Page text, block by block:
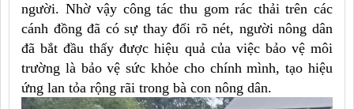
người. Nhờ vậy công tác thu gom rác thải trên các
cánh đồng đã có sự thay đổi rõ nét, người nông dân
đã bắt đầu thấy được hiệu quả của việc bảo vệ môi
trường là bảo vệ sức khỏe cho chính mình, tạo hiệu
ứng lan tỏa rộng rãi trong bà con nông dân.